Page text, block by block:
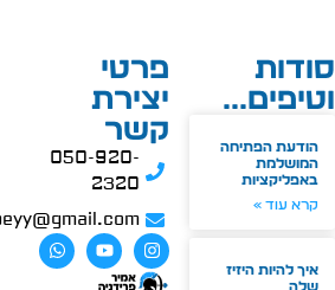
סודות
וטיפים...
הודעת הפתיחה
המושלמת
באפליקציות
קרא עוד »
איך להיות היזיז
שלה
פרטי
יצירת
קשר
050-920-
2320